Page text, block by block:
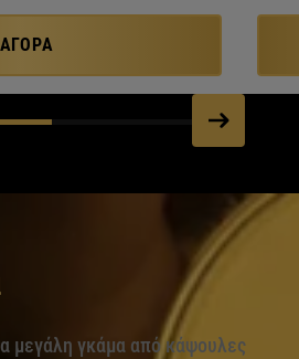
ΑΓΟΡΆ
μεγάλη γκάμα από κάψουλες